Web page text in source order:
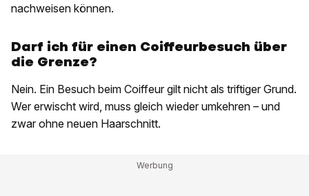
nachweisen können.
Darf ich für einen Coiffeurbesuch über
die Grenze?
Nein. Ein Besuch beim Coiffeur gilt nicht als triftiger Grund.
Wer erwischt wird, muss gleich wieder umkehren – und
zwar ohne neuen Haarschnitt.